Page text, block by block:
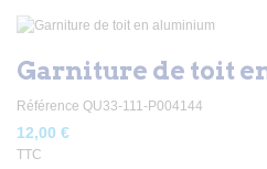
Garniture de toit
Référence QU33-111-P004144
12,00 €
TTC